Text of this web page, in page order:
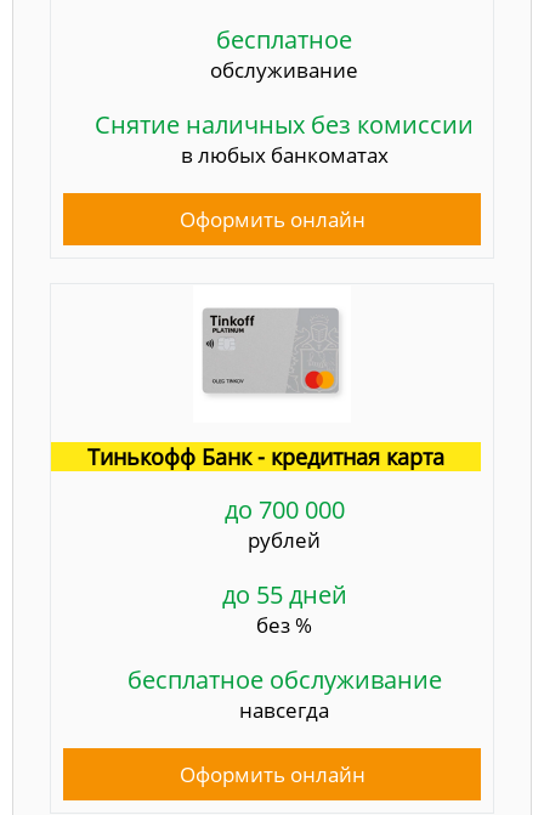
бесплатное
обслуживание
Снятие наличных без комиссии
в любых банкоматах
Оформить онлайн
Тинькофф Банк - кредитная карта
до 700 000
рублей
до 55 дней
без %
бесплатное обслуживание
навсегда
Оформить онлайн